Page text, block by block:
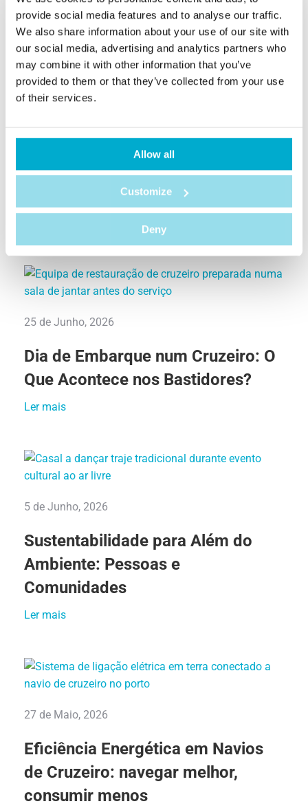
provide social media features and to analyse our traffic.
We also share information about your use of our site with
our social media, advertising and analytics partners who
may combine it with other information that you’ve
provided to them or that they’ve collected from your use
of their services.
Allow all
Customize
Deny
Gama
Ler mais
10 de Julho, 2026
Spread Happiness: crescer em
25 de Junho, 2026
Dia de Embarque num Cruzeiro: O
Que Acontece nos Bastidores?
Ler mais
5 de Junho, 2026
Sustentabilidade para Além do
Ambiente: Pessoas e
Comunidades
Ler mais
27 de Maio, 2026
Eficiência Energética em Navios
de Cruzeiro: navegar melhor,
consumir menos